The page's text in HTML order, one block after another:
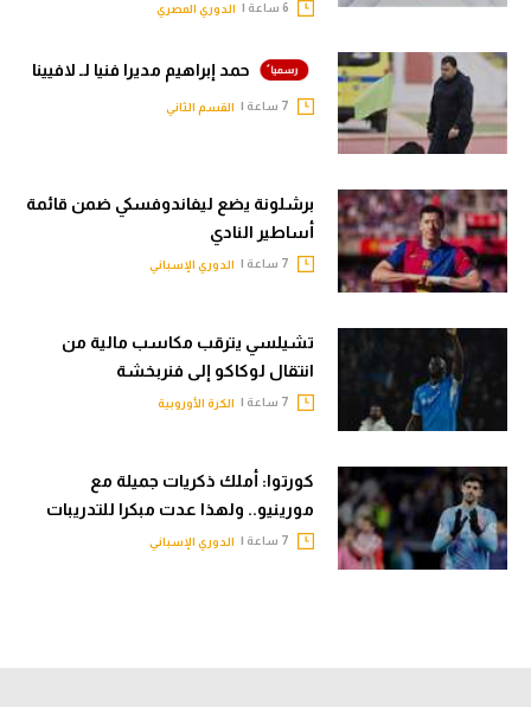
الدوري المصري
حمد إبراهيم مديرا فنيا لـ لافيينا
القسم الثاني
برشلونة يضع ليفاندوفسكي ضمن قائمة
أساطير النادي
الدوري الإسباني
تشيلسي يترقب مكاسب مالية من
انتقال لوكاكو إلى فنربخشة
الكرة الأوروبية
كورتوا: أملك ذكريات جميلة مع
مورينيو.. ولهذا عدت مبكرا للتدريبات
الدوري الإسباني